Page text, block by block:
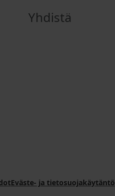
Yhdistä
Eväste- ja tietosuojakäytäntö